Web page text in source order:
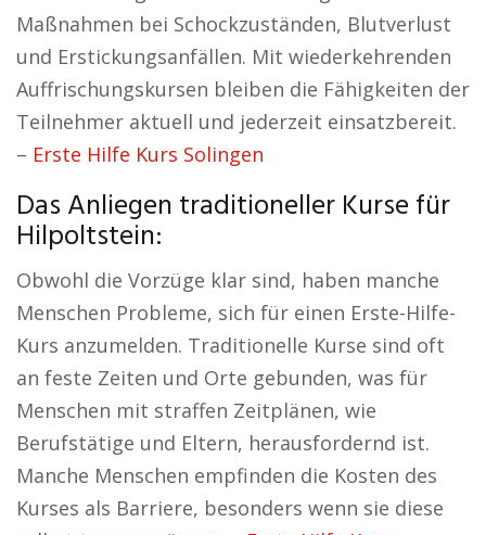
Maßnahmen bei Schockzuständen, Blutverlust
und Erstickungsanfällen. Mit wiederkehrenden
Auffrischungskursen bleiben die Fähigkeiten der
Teilnehmer aktuell und jederzeit einsatzbereit.
– Erste Hilfe Kurs Solingen
Das Anliegen traditioneller Kurse für
Hilpoltstein:
Obwohl die Vorzüge klar sind, haben manche
Menschen Probleme, sich für einen Erste-Hilfe-
Kurs anzumelden. Traditionelle Kurse sind oft
an feste Zeiten und Orte gebunden, was für
Menschen mit straffen Zeitplänen, wie
Berufstätige und Eltern, herausfordernd ist.
Manche Menschen empfinden die Kosten des
Kurses als Barriere, besonders wenn sie diese